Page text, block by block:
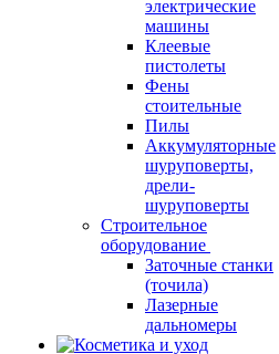
электрические
машины
Клеевые
пистолеты
Фены
стоительные
Пилы
Аккумуляторные
шуруповерты,
дрели-
шуруповерты
Строительное
оборудование
Заточные станки
(точила)
Лазерные
дальномеры